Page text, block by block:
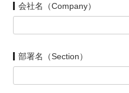
会社名（Company）
部署名（Section）